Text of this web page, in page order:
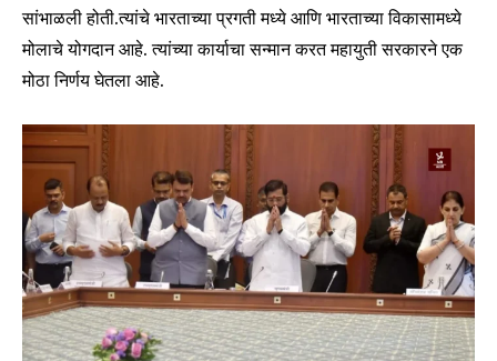
सांभाळली होती.त्यांचे भारताच्या प्रगती मध्ये आणि भारताच्या विकासामध्ये
मोलाचे योगदान आहे. त्यांच्या कार्याचा सन्मान करत महायुती सरकारने एक
मोठा निर्णय घेतला आहे.